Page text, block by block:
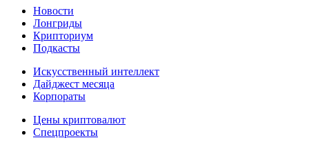
Новости
Лонгриды
Крипториум
Подкасты
Искусственный интеллект
Дайджест месяца
Корпораты
Цены криптовалют
Спецпроекты